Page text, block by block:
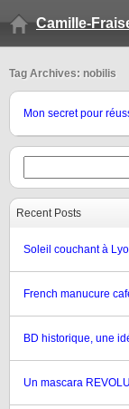
Camille-
Tag Archives: nobilis
Mon secret pour
Recent Posts
Soleil couchant à
French manucure
BD historique, une
Un mascara